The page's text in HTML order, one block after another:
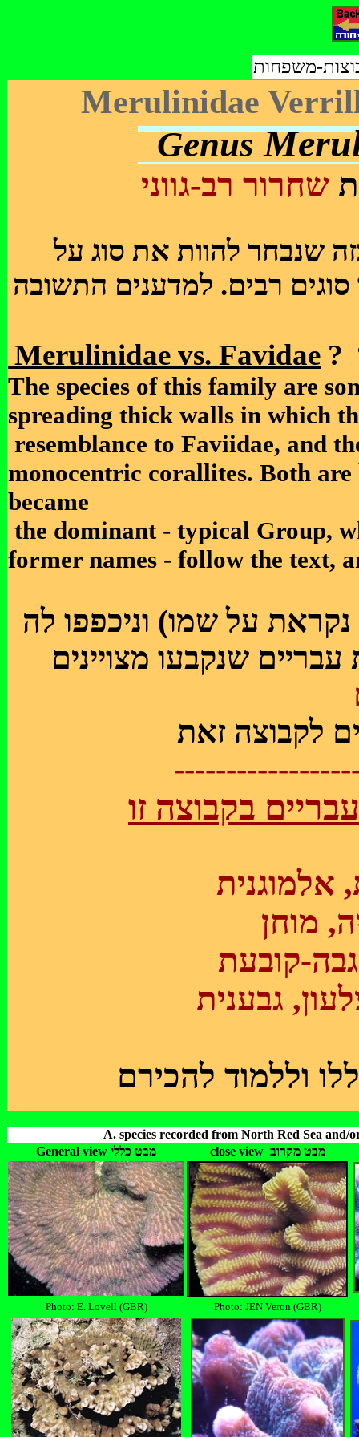
משפחות
Genus
שחרור רב-גווני
שנבחר להוות את סוג על
רבים. למדענים התשובה
Merulinidae vs. Favidae
The species of this family are
spreading thick walls in which
resemblance to Faviidae, and
monocentric corallites. Both
became
the dominant - typical Group,
former names - follow the text,
על שמו) וניכפפו לה
שנקבעו מצויינים
בקבוצה זו
אלמוגנית
מוחן
קובעת
גבענית
וללמוד להכירם
A. species recorded from North Red Sea
General view מבט כללי close view מבט מקרוב
Photo: E. Lovell (GBR) Photo: JEN Veron (GBR)